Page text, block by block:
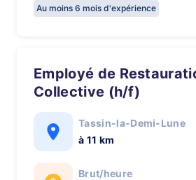
Au moins 6 mois d'expérience
Employé de Restauration
Collective (h/f)
Tassin-la-Demi-Lune
à 11 km
Brut/heure